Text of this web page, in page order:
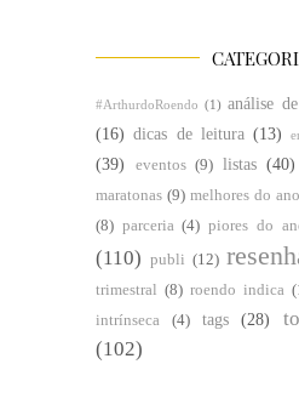
#ArthurdoRoendo (1) análise
(16) dicas de leitura (13)
(39)
eventos (9) listas (40)
maratonas (9) melhores do ano
(8) parceria (4) piores do
(110) publi (12)
trimestral (8) roendo indica
intrínseca
(4) tags (28)
(102)